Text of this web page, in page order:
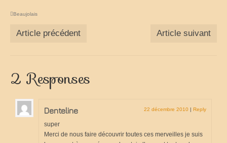
élevage de cavalier king charles
moteur de recherche récits de voyage
Cuisine
Beaujolais
Article précédent Article suivant
2 Responses
Denteline 22 décembre 2010 | Reply
super
Merci de nous faire découvrir toutes ces merveilles je suis